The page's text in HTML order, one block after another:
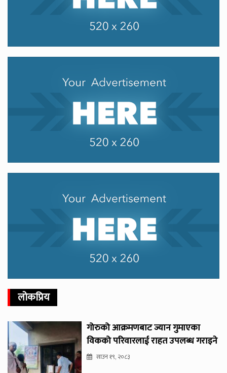
लोकप्रिय
गोरुको आक्रमणबाट ज्यान गुमाएका
विकको परिवारलाई राहत उपलब्ध गराइने
साउन १९, २०८३